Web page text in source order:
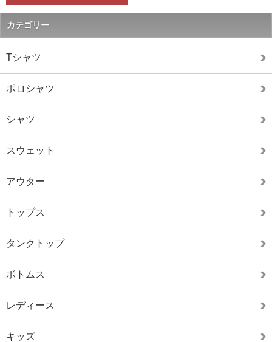
カテゴリー
Tシャツ
ポロシャツ
シャツ
スウェット
アウター
トップス
タンクトップ
ボトムス
レディース
キッズ